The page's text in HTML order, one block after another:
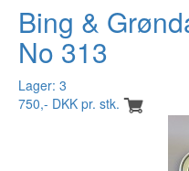
Bing &
No 313
Lager: 3
750,- DKK pr. stk.